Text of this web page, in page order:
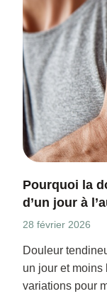
Pourquoi la
d’un jour à
28 février 2026
Douleur
un jour et
variations pour